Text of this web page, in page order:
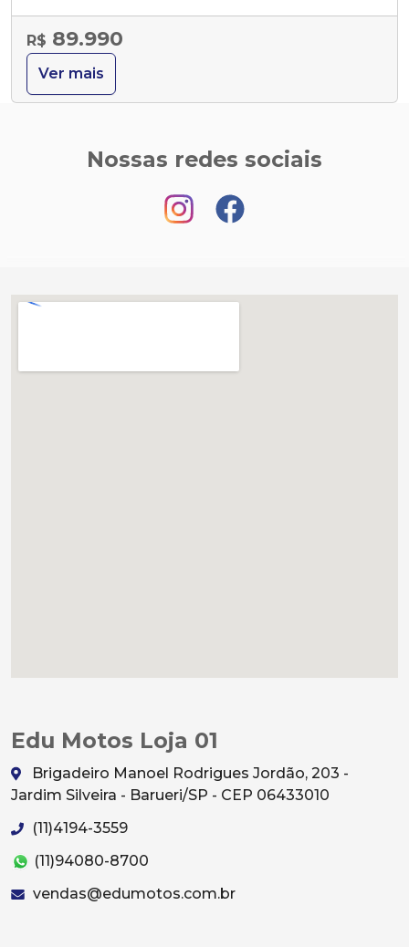
R$ 89.990
Ver mais
Nossas redes sociais
Edu Motos Loja 01
Brigadeiro Manoel Rodrigues Jordão, 203 -
Jardim Silveira - Barueri/SP - CEP 06433010
(11)4194-3559
(11)94080-8700
vendas@edumotos.com.br